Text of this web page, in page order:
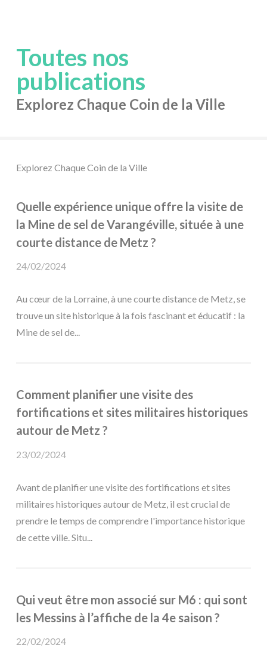
Toutes nos
publications
Explorez Chaque Coin de la Ville
Explorez Chaque Coin de la Ville
Quelle expérience unique offre la visite de
la Mine de sel de Varangéville, située à une
courte distance de Metz ?
24/02/2024
Au cœur de la Lorraine, à une courte distance de Metz, se
trouve un site historique à la fois fascinant et éducatif : la
Mine de sel de...
Comment planifier une visite des
fortifications et sites militaires historiques
autour de Metz ?
23/02/2024
Avant de planifier une visite des fortifications et sites
militaires historiques autour de Metz, il est crucial de
prendre le temps de comprendre l'importance historique
de cette ville. Situ...
Qui veut être mon associé sur M6 : qui sont
les Messins à l’affiche de la 4e saison ?
22/02/2024